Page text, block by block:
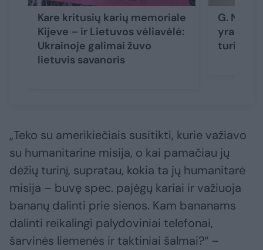
Kare kritusių karių memoriale
Kijeve – ir Lietuvos vėliavėlė:
Ukrainoje galimai žuvo
lietuvis savanoris
G.
yra
turime
„Teko su amerikiečiais susitikti, kurie važiavo
su humanitarine misija, o kai pamačiau jų
dėžių turinį, supratau, kokia ta jų humanitarė
misija – buvę spec. pajėgų kariai ir važiuoja
bananų dalinti prie sienos. Kam bananams
dalinti reikalingi palydoviniai telefonai,
šarvinės liemenės ir taktiniai šalmai?“ –